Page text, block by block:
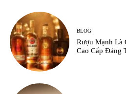
BLOG
Rượu Mạnh Là
Cao Cấp Đáng